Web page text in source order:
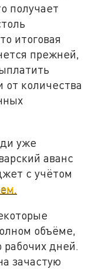
получает
итоговая
прежней,
от количества
уже
аванс
с учётом
объёме,
дней.
зачастую